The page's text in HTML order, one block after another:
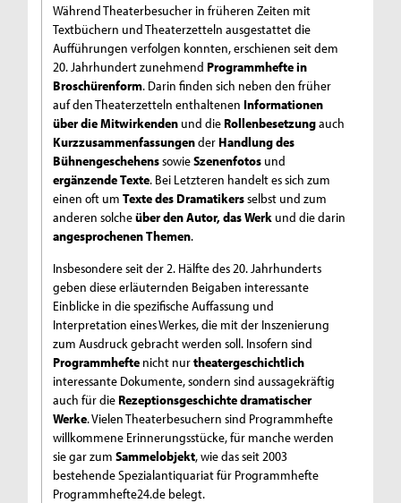
Während Theaterbesucher in früheren Zeiten mit
Textbüchern und Theaterzetteln ausgestattet die
Aufführungen verfolgen konnten, erschienen seit dem
20. Jahrhundert zunehmend Programmhefte in
Broschürenform. Darin finden sich neben den früher
auf den Theaterzetteln enthaltenen Informationen
über die Mitwirkenden und die Rollenbesetzungauch
Kurzzusammenfassungender Handlung des
BühnengeschehenssowieSzenenfotos und
ergänzende Texte. Bei Letzteren handelt es sich zum
einen oft umTexte des Dramatikersselbst und zum
anderen solcheüber den Autor, das Werk und die darin
angesprochenenThemen.
Insbesondere seit der 2. Hälfte des 20. Jahrhunderts
geben diese erläuternden Beigaben interessante
Einblicke in die spezifische Auffassung und
Interpretation eines Werkes, die mit der Inszenierung
zum Ausdruck gebracht werden soll. Insofern sind
Programmhefte nicht nurtheatergeschichtlich
interessante Dokumente, sondern sind aussagekräftig
auch für die Rezeptionsgeschichte dramatischer
Werke. Vielen Theaterbesuchern sind Programmhefte
willkommene Erinnerungsstücke, für manche werden
sie gar zumSammelobjekt, wie das seit 2003
bestehende Spezialantiquariat für Programmhefte
Programmhefte24.de belegt.